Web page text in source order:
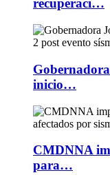
recuperaci…
inicio…
CMDNNA
para…